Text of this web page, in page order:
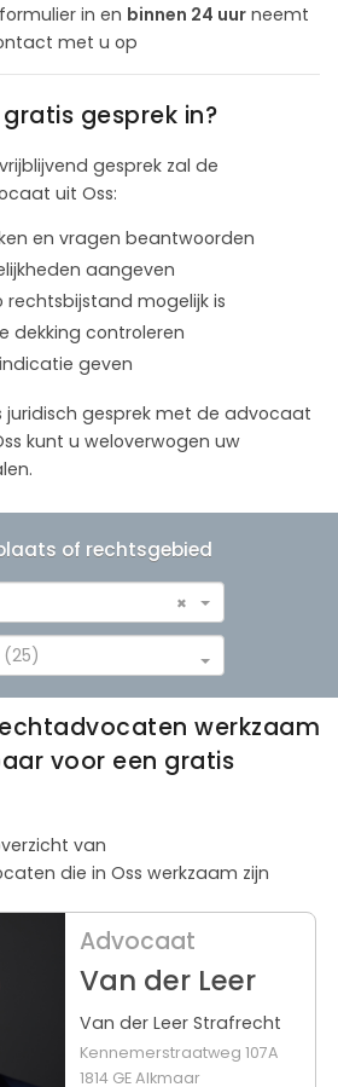
in en binnen 24 uur neemt
met u op
gesprek in?
gesprek zal de
uit Oss:
en vragen beantwoorden
aangeven
mogelijk is
dekking controleren
geven
juridisch gesprek met de advocaat
kunt u weloverwogen uw
of rechtsgebied
×
werkzaam
voor een gratis
van
die in Oss werkzaam zijn
Advocaat
Van der Leer
Van der Leer Strafrecht
Kennemerstraatweg 107A
1814 GE Alkmaar